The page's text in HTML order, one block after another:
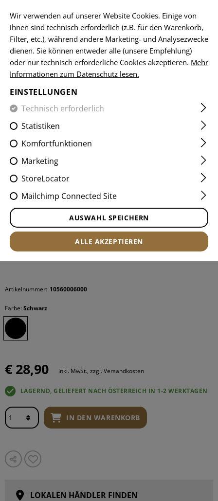
HOME SCHUSSWAFFENZUBEHÖR VORDERSCHÄFTE
M-LOK 7 SLOT RAIL
Artikelnummer: 10560006000
Farbe: Schwarz
€ 28,90 inkl. MwSt., zzgl. Versandkosten
LAGERND, GELIEFERT NACH ÖSTERREICH IN 1-2 WERKTAGEN
IN DEN WARENKORB
LOKALEN HÄNDLER FINDEN
Wir verwenden auf unserer Website Cookies. Einige von
ihnen sind technisch erforderlich (z.B. für den Warenkorb,
Filter, etc.), während andere Marketing- und Analysezwecke
dienen. Sie können entweder alle (unsere Empfehlung)
oder nur technisch erforderliche Cookies akzeptieren. Mehr
Informationen zum Datenschutz lesen.
EINSTELLUNGEN
Technisch erforderlich
Statistiken
Komfortfunktionen
Marketing
StoreLocator
Mailchimp Connected Site
AUSWAHL SPEICHERN
ALLE AKZEPTIEREN